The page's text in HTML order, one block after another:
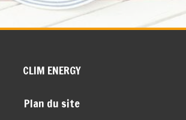
CLIM ENERGY
Plan du site